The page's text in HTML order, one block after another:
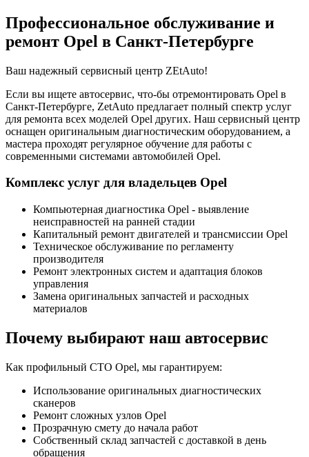
Профессиональное обслуживание и
ремонт Opel в Санкт-Петербурге
Ваш надежный сервисный центр ZEtAuto!
Если вы ищете автосервис, что-бы отремонтировать Opel в
Санкт-Петербурге, ZetAuto предлагает полный спектр услуг
для ремонта всех моделей Opel других. Наш сервисный центр
оснащен оригинальным диагностическим оборудованием, а
мастера проходят регулярное обучение для работы с
современными системами автомобилей Opel.
Комплекс услуг для владельцев Opel
Компьютерная диагностика Opel - выявление
неисправностей на ранней стадии
Капитальный ремонт двигателей и трансмиссии Opel
Техническое обслуживание по регламенту
производителя
Ремонт электронных систем и адаптация блоков
управления
Замена оригинальных запчастей и расходных
материалов
Почему выбирают наш автосервис
Как профильный СТО Opel, мы гарантируем:
Использование оригинальных диагностических
сканеров
Ремонт сложных узлов Opel
Прозрачную смету до начала работ
Собственный склад запчастей с доставкой в день
обращения